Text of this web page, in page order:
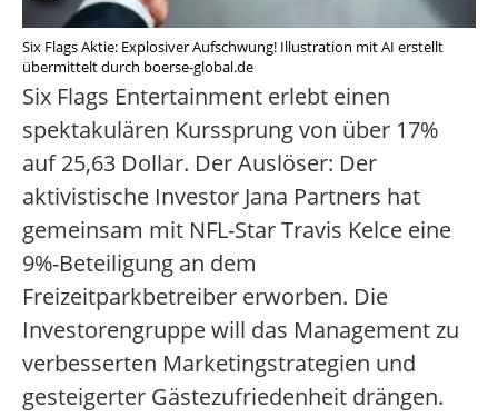
Six Flags Aktie: Explosiver Aufschwung! Illustration mit AI erstellt
übermittelt durch boerse-global.de
Six Flags Entertainment erlebt einen
spektakulären Kurssprung von über 17%
auf 25,63 Dollar. Der Auslöser: Der
aktivistische Investor Jana Partners hat
gemeinsam mit NFL-Star Travis Kelce eine
9%-Beteiligung an dem
Freizeitparkbetreiber erworben. Die
Investorengruppe will das Management zu
verbesserten Marketingstrategien und
gesteigerter Gästezufriedenheit drängen.